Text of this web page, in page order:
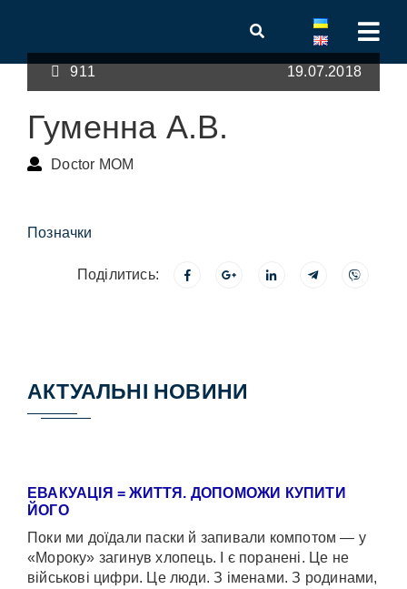
911 19.07.2018
Гуменна А.В.
Doctor MOM
Позначки
Поділитись:
АКТУАЛЬНІ НОВИНИ
ЕВАКУАЦІЯ = ЖИТТЯ. ДОПОМОЖИ КУПИТИ
ЙОГО
Поки ми доїдали паски й запивали компотом — у
«Мороку» загинув хлопець. І є поранені. Це не
військові цифри. Це люди. З іменами. З родинами,